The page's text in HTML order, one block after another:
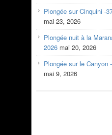
Plongée sur Cinquini -
mai 23, 2026
Plongée nuit à la
2026 mai 20, 2026
Plongée sur le Canyon
mai 9, 2026